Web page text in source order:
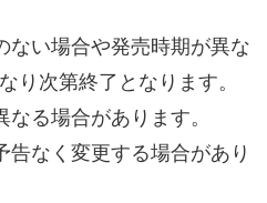
ない場合や発売時期が異な
り次第終了となります。
る場合があります。
なく変更する場合があり